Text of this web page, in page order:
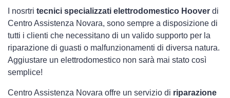
I nosrtri tecnici specializzati elettrodomestico Hoover di
Centro Assistenza Novara, sono sempre a disposizione di
tutti i clienti che necessitano di un valido supporto per la
riparazione di guasti o malfunzionamenti di diversa natura.
Aggiustare un elettrodomestico non sarà mai stato così
semplice!
Centro Assistenza Novara offre un servizio di riparazione